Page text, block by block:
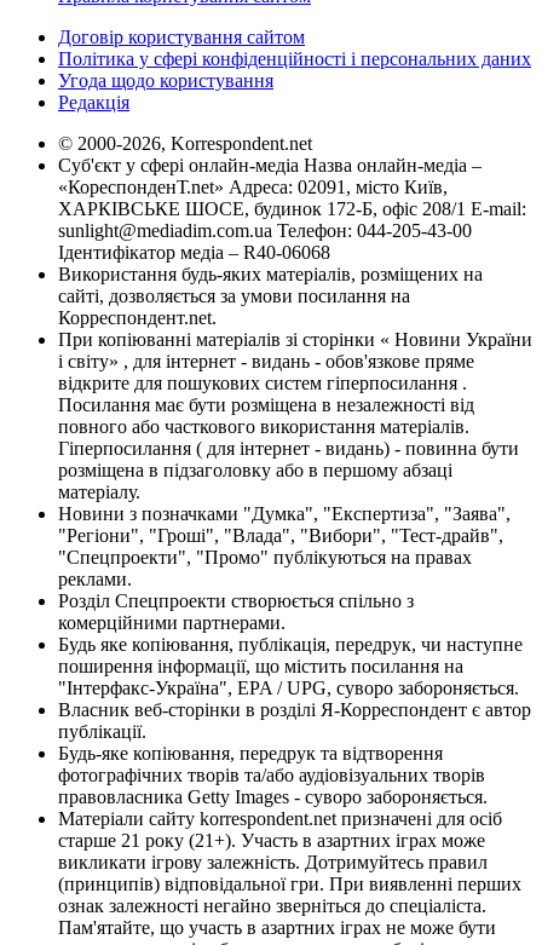
Договір користування сайтом
Політика у сфері конфіденційності і персональних даних
Угода щодо користування
Редакція
© 2000-2026, Korrespondent.net
Суб'єкт у сфері онлайн-медіа Назва онлайн-медіа –
«КореспонденТ.net» Адреса: 02091, місто Київ,
ХАРКІВСЬКЕ ШОСЕ, будинок 172-Б, офіс 208/1 E-mail:
sunlight@mediadim.com.ua Телефон: 044-205-43-00
Ідентифікатор медіа – R40-06068
Використання будь-яких матеріалів, розміщених на
сайті, дозволяється за умови посилання на
Корреспондент.net.
При копіюванні матеріалів зі сторінки « Новини України
і світу» , для інтернет - видань - обов'язкове пряме
відкрите для пошукових систем гіперпосилання .
Посилання має бути розміщена в незалежності від
повного або часткового використання матеріалів.
Гіперпосилання ( для інтернет - видань) - повинна бути
розміщена в підзаголовку або в першому абзаці
матеріалу.
Новини з позначками "Думка", "Експертиза", "Заява",
"Регіони", "Гроші", "Влада", "Вибори", "Тест-драйв",
"Спецпроекти", "Промо" публікуються на правах
реклами.
Розділ Спецпроекти створюється спільно з
комерційними партнерами.
Будь яке копіювання, публікація, передрук, чи наступне
поширення інформації, що містить посилання на
"Інтерфакс-Україна", EPA / UPG, суворо забороняється.
Власник веб-сторінки в розділі Я-Корреспондент є автор
публікації.
Будь-яке копіювання, передрук та відтворення
фотографічних творів та/або аудіовізуальних творів
правовласника Getty Images - суворо забороняється.
Матеріали сайту korrespondent.net призначені для осіб
старше 21 року (21+). Участь в азартних іграх може
викликати ігрову залежність. Дотримуйтесь правил
(принципів) відповідальної гри. При виявленні перших
ознак залежності негайно зверніться до спеціаліста.
Пам'ятайте, що участь в азартних іграх не може бути